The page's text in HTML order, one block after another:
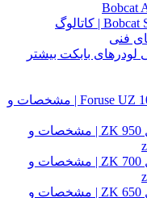
مینی لودر بابکت Bobcat S300 | کاتالوگ
فنی
لودرهای بابکت بیشتر
مینی لودر فوریوز Foruse UZ 1020 | مشخصات و
مینی لودر زرین کوپال ZK 950 | مشخصات و
مینی لودر زرین کوپال ZK 700 | مشخصات و
مینی لودر زرین کوپال ZK 650 | مشخصات و